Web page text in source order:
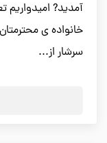
خانواده ی
سرشار از...